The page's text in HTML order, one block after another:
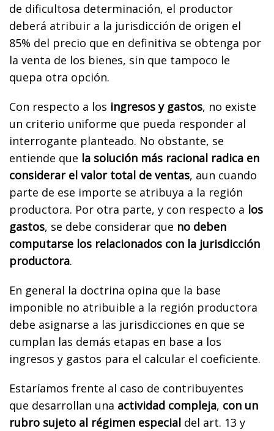
de dificultosa determinación, el productor
deberá atribuir a la jurisdicción de origen el
85% del precio que en definitiva se obtenga por
la venta de los bienes, sin que tampoco le
quepa otra opción.
Con respecto a los ingresos y gastos, no existe
un criterio uniforme que pueda responder al
interrogante planteado. No obstante, se
entiende que la solución más racional radica en
considerar el valor total de ventas, aun cuando
parte de ese importe se atribuya a la región
productora. Por otra parte, y con respecto a los
gastos, se debe considerar que no deben
computarse los relacionados con la jurisdicción
productora.
En general la doctrina opina que la base
imponible no atribuible a la región productora
debe asignarse a las jurisdicciones en que se
cumplan las demás etapas en base a los
ingresos y gastos para el calcular el coeficiente.
Estaríamos frente al caso de contribuyentes
que desarrollan una actividad compleja, con un
rubro sujeto al régimen especial del art. 13 y